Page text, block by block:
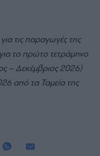
τις παραγωγές της
το πρώτο τετράμηνο
– Δεκέμβριος 2026)
από τα Ταμεία της